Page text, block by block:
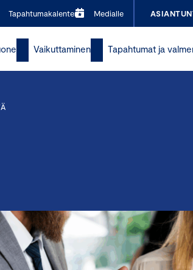
Tapahtumakalenteri Medialle
Vaikuttaminen Tapahtumat ja